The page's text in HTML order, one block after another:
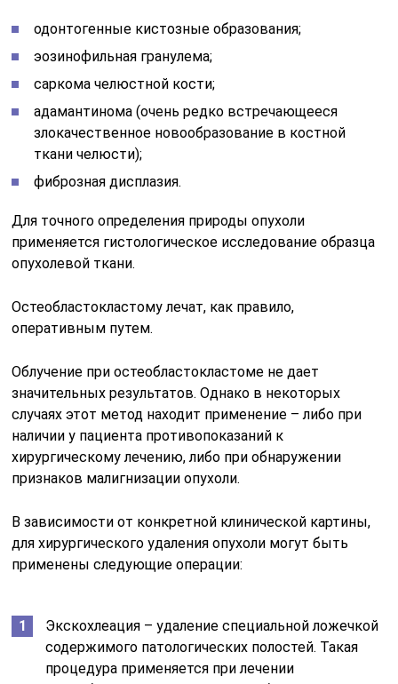
одонтогенные кистозные образования;
эозинофильная гранулема;
саркома челюстной кости;
адамантинома (очень редко встречающееся
злокачественное новообразование в костной
ткани челюсти);
фиброзная дисплазия.
Для точного определения природы опухоли
применяется гистологическое исследование образца
опухолевой ткани.
Остеобластокластому лечат, как правило,
оперативным путем.
Облучение при остеобластокластоме не дает
значительных результатов. Однако в некоторых
случаях этот метод находит применение – либо при
наличии у пациента противопоказаний к
хирургическому лечению, либо при обнаружении
признаков малигнизации опухоли.
В зависимости от конкретной клинической картины,
для хирургического удаления опухоли могут быть
применены следующие операции:
Экскохлеация – удаление специальной ложечкой
содержимого патологических полостей. Такая
процедура применяется при лечении